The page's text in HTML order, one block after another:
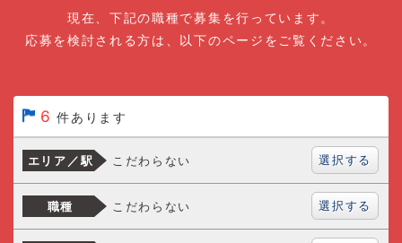
現在、下記の職種で募集を行っています。
応募を検討される方は、以下のページをご覧ください。
6 件あります
エリア／駅 こだわらない 選択する
職種 こだわらない 選択する